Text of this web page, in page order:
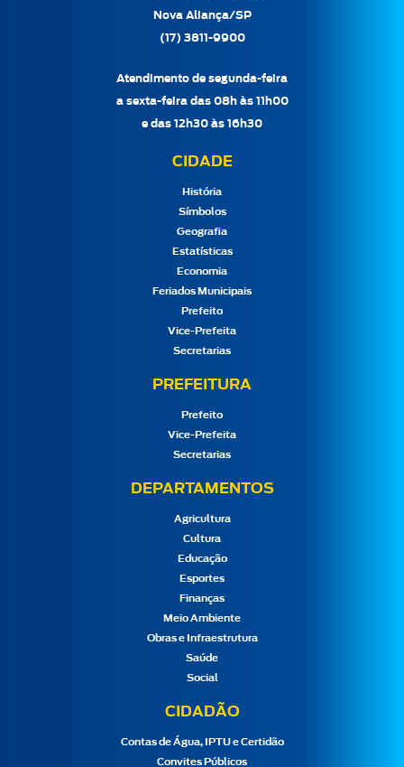
Nova Aliança/SP
(17) 3811-9900
Atendimento de segunda-feira
a sexta-feira das 08h às 11h00
e das 12h30 às 16h30
CIDADE
História
Símbolos
Geografia
Estatísticas
Economia
Feriados Municipais
Prefeito
Vice-Prefeita
Secretarias
PREFEITURA
Prefeito
Vice-Prefeita
Secretarias
DEPARTAMENTOS
Agricultura
Cultura
Educação
Esportes
Finanças
Meio Ambiente
Obras e Infraestrutura
Saúde
Social
CIDADÃO
Contas de Água, IPTU e Certidão
Convites Públicos